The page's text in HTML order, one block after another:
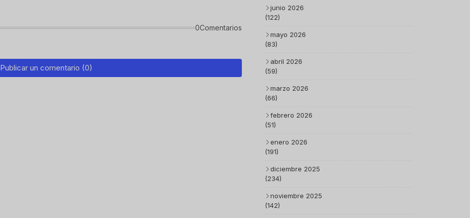
0Comentarios
Publicar un comentario (0)
junio 2026
(122)
mayo 2026
(83)
abril 2026
(59)
marzo 2026
(66)
febrero 2026
(51)
enero 2026
(191)
diciembre 2025
(234)
noviembre 2025
(142)